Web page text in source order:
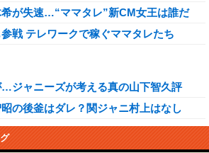
が失速…“ママタレ”新CM女王は誰だ
戦 テレワークで稼ぐママタレたち
ジャニーズが考える真の山下智久評
昭の後釜はダレ？関ジャニ村上はなし